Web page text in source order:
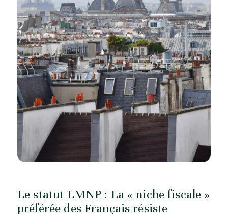
Le statut LMNP : La « niche fiscale »
préférée des Français résiste